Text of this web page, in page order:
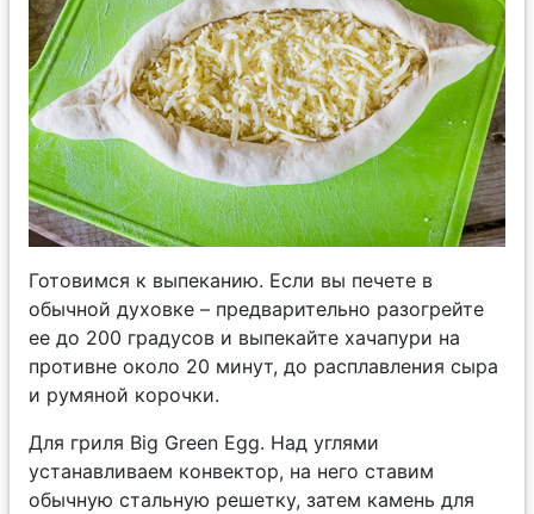
Готовимся к выпеканию. Если вы печете в
обычной духовке – предварительно разогрейте
ее до 200 градусов и выпекайте хачапури на
противне около 20 минут, до расплавления сыра
и румяной корочки.
Для гриля Big Green Egg. Над углями
устанавливаем конвектор, на него ставим
обычную стальную решетку, затем камень для